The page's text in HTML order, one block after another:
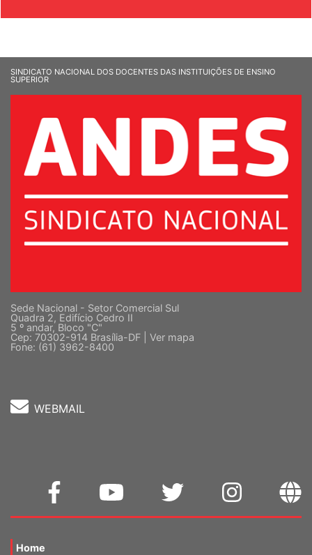
SINDICATO NACIONAL DOS DOCENTES DAS INSTITUIÇÕES DE ENSINO
SUPERIOR
Sede Nacional - Setor Comercial Sul
Quadra 2, Edifício Cedro II
5 º andar, Bloco "C"
Cep: 70302-914 Brasília-DF | Ver mapa
Fone: (61) 3962-8400
WEBMAIL
Home